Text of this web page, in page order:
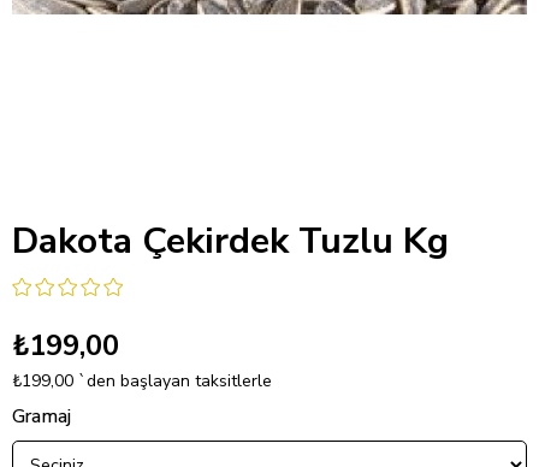
Dakota Çekirdek Tuzlu Kg
₺199,00
₺199,00 `den başlayan taksitlerle
Gramaj